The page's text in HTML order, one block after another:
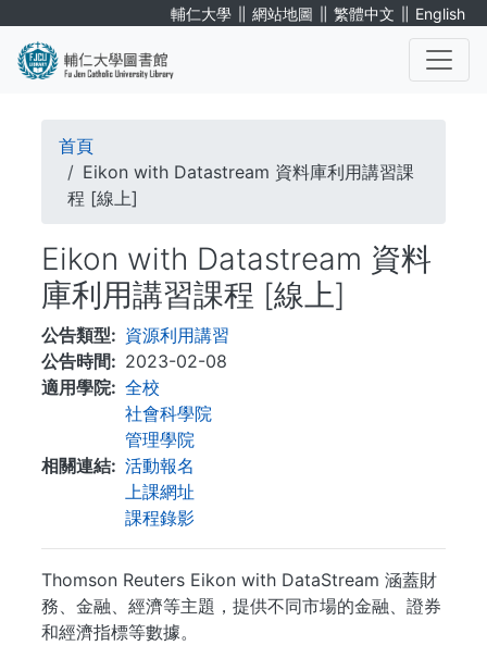
輔仁大學 ∥ 網站地圖 ∥ 繁體中文 ∥ English
導
航
結
首頁
Eikon with Datastream 資料庫利用講習課
程 [線上]
Eikon with Datastream 資料
庫利用講習課程 [線上]
公告類型
資源利用講習
公告時間
2023-02-08
適用學院
全校
社會科學院
管理學院
相關連結
活動報名
上課網址
課程錄影
Thomson Reuters Eikon with DataStream 涵蓋財
務、金融、經濟等主題，提供不同市場的金融、證券
和經濟指標等數據。